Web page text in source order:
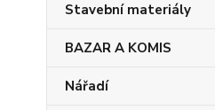
Stavební materiály
BAZAR A KOMIS
Nářadí